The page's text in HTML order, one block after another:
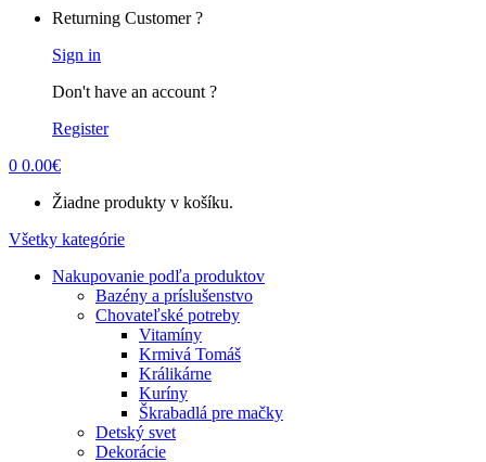
Returning Customer ?
Sign in
Don't have an account ?
Register
0 0.00€
Žiadne produkty v košíku.
Všetky kategórie
Nakupovanie podľa produktov
Bazény a príslušenstvo
Chovateľské potreby
Vitamíny
Krmivá Tomáš
Králikárne
Kuríny
Škrabadlá pre mačky
Detský svet
Dekorácie